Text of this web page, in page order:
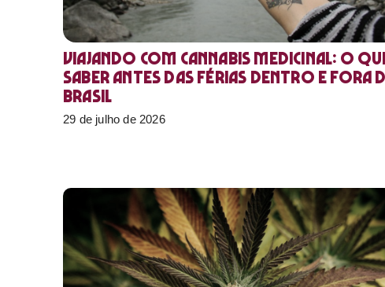
Viajando com cannabis medicinal: o
saber antes das férias dentro e fora
Brasil
29 de julho de 2026